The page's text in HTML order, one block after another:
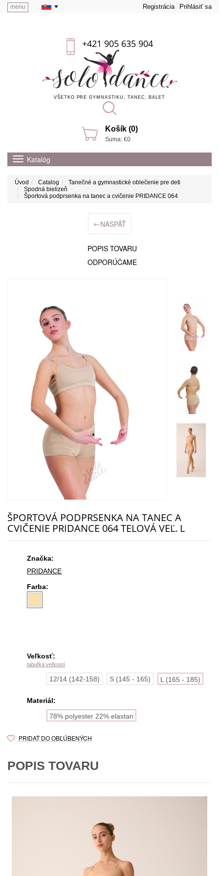
menu Registrácia Prihlásiť sa
+421 905 635 904
VŠETKO PRE GYMNASTIKU, TANEC, BALET
Košík (0)
Suma: €0
Katalóg
Úvod Catalog
Tanečné a gymnastické oblečenie pre deti
Spodná bielizeň
Športová podprsenka na tanec a cvičenie PRIDANCE 064
←NASPÄŤ
POPIS TOVARU
ODPORÚČAME
ŠPORTOVÁ PODPRSENKA NA TANEC A
CVIČENIE PRIDANCE 064 TELOVÁ VEĽ. L
Značka:
PRIDANCE
Farba:
Veľkosť:
tabuľka veľkostí
12/14 (142-158) S (145 - 165) L (165 - 185)
Materiál:
78% polyester 22% elastan
PRIDAŤ DO OBĽÚBENÝCH
POPIS TOVARU